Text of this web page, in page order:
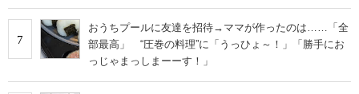
7
おうちプールに友達を招待→ママが作ったのは……「全
部最高」 “圧巻の料理”に「うっひょ～！」「勝手にお
っじゃまっしまーーす！」